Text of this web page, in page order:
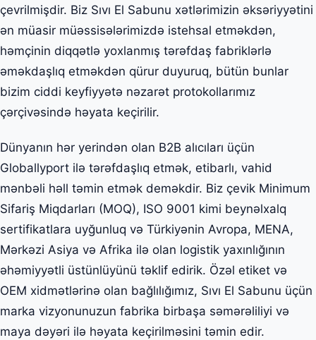
çevrilmişdir. Biz Sıvı El Sabunu xətlərimizin əksəriyyətini
ən müasir müəssisələrimizdə istehsal etməkdən,
həmçinin diqqətlə yoxlanmış tərəfdaş fabriklərlə
əməkdaşlıq etməkdən qürur duyuruq, bütün bunlar
bizim ciddi keyfiyyətə nəzarət protokollarımız
çərçivəsində həyata keçirilir.
Dünyanın hər yerindən olan B2B alıcıları üçün
Globallyport ilə tərəfdaşlıq etmək, etibarlı, vahid
mənbəli həll təmin etmək deməkdir. Biz çevik Minimum
Sifariş Miqdarları (MOQ), ISO 9001 kimi beynəlxalq
sertifikatlara uyğunluq və Türkiyənin Avropa, MENA,
Mərkəzi Asiya və Afrika ilə olan logistik yaxınlığının
əhəmiyyətli üstünlüyünü təklif edirik. Özəl etiket və
OEM xidmətlərinə olan bağlılığımız, Sıvı El Sabunu üçün
marka vizyonunuzun fabrika birbaşa səmərəliliyi və
maya dəyəri ilə həyata keçirilməsini təmin edir.